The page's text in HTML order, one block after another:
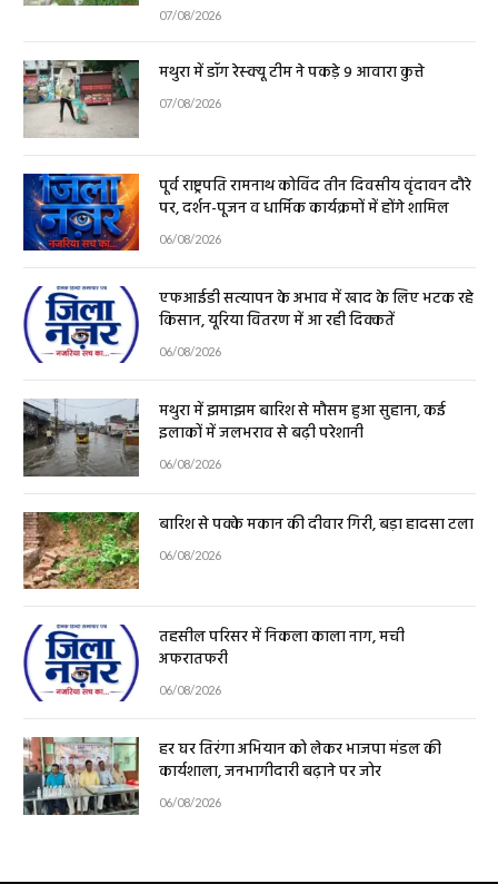
07/08/2026
मथुरा में डॉग रेस्क्यू टीम ने पकड़े 9 आवारा कुत्ते
07/08/2026
पूर्व राष्ट्रपति रामनाथ कोविंद तीन दिवसीय वृंदावन दौरे
पर, दर्शन-पूजन व धार्मिक कार्यक्रमों में होंगे शामिल
06/08/2026
एफआईडी सत्यापन के अभाव में खाद के लिए भटक रहे
किसान, यूरिया वितरण में आ रही दिक्कतें
06/08/2026
मथुरा में झमाझम बारिश से मौसम हुआ सुहाना, कई
इलाकों में जलभराव से बढ़ी परेशानी
06/08/2026
बारिश से पक्के मकान की दीवार गिरी, बड़ा हादसा टला
06/08/2026
तहसील परिसर में निकला काला नाग, मची
अफरातफरी
06/08/2026
हर घर तिरंगा अभियान को लेकर भाजपा मंडल की
कार्यशाला, जनभागीदारी बढ़ाने पर जोर
06/08/2026